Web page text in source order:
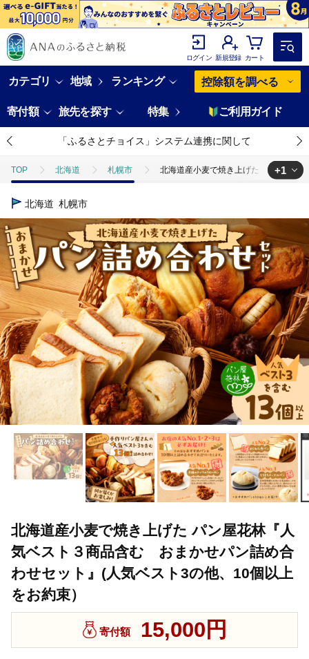
ログイン 新規登録 カート
カテゴリ 地域 ランキング 控除額を調べる
寄付額 旅先を探す 特集 ご利用ガイド
「ふるさとチョイス」システム連携に関して
TOP 北海道 札幌市 北海道産小麦で焼き上げた パン屋花
TOP
+1
北海道 札幌市
北海道産小麦で焼き上げた パン屋花林『人
気ベスト３商品含む おまかせパン詰め合
わせセット』(人気ベスト3の他、10個以上
をお約束）
寄付額 15,000円